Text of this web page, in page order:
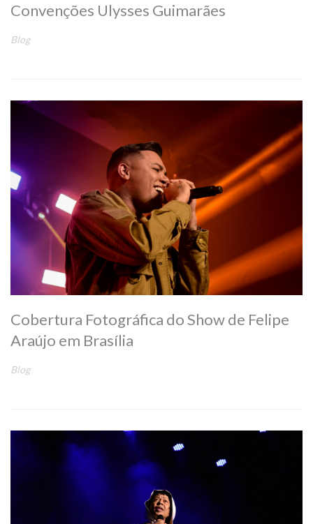
Convenções Ulysses Guimarães
Blog
Cobertura Fotográfica do Show de Felipe
Araújo em Brasília
Blog